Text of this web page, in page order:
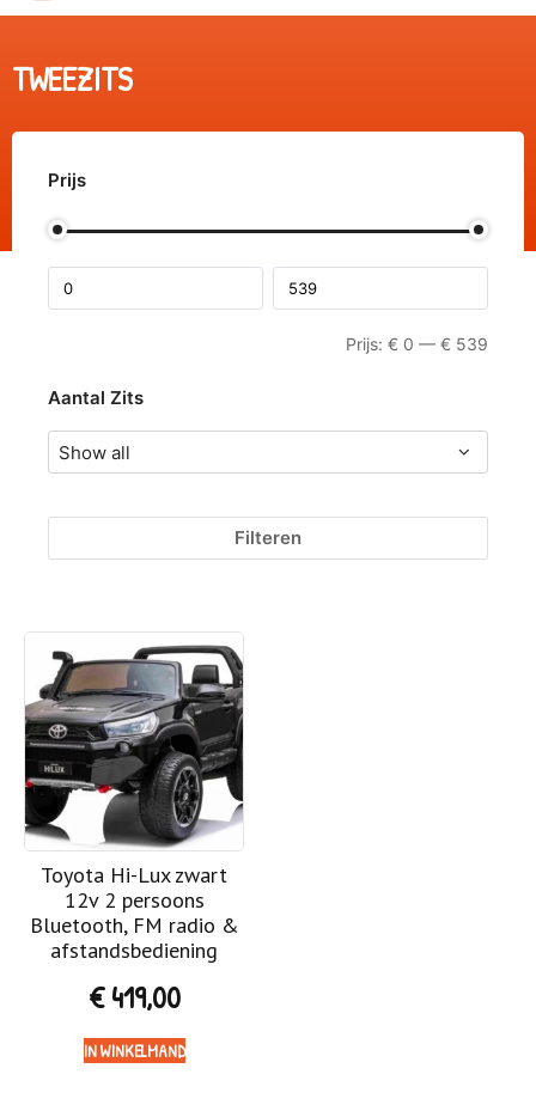
TWEEZITS
Prijs
Prijs: € 0 — € 539
Aantal Zits
Filteren
Toyota Hi-Lux zwart
12v 2 persoons
Bluetooth, FM radio &
afstandsbediening
€419,00
IN WINKELMAND